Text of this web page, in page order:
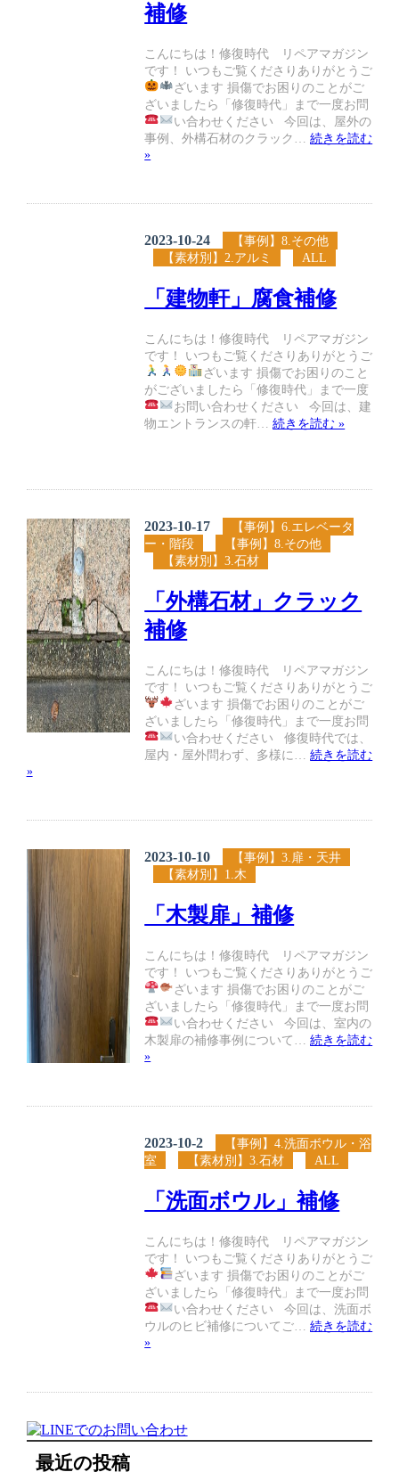
補修
こんにちは！修復時代 リペアマガジン
です！ いつもご覧くださりありがとうご
ざいます 損傷でお困りのことがご
ざいましたら「修復時代」まで一度お問
い合わせください 今回は、屋外の
事例、外構石材のクラック…続きを読む
»
2023-10-24
【事例】8.その他
【素材別】2.アルミ
ALL
「建物軒」腐食補修
こんにちは！修復時代 リペアマガジン
です！ いつもご覧くださりありがとうご
ざいます 損傷でお困りのこと
がございましたら「修復時代」まで一度
お問い合わせください 今回は、建
物エントランスの軒…続きを読む »
2023-10-17
【事例】6.エレベータ
ー・階段
【事例】8.その他
【素材別】3.石材
「外構石材」クラック
補修
こんにちは！修復時代 リペアマガジン
です！ いつもご覧くださりありがとうご
ざいます 損傷でお困りのことがご
ざいましたら「修復時代」まで一度お問
い合わせください 修復時代では、
屋内・屋外問わず、多様に…続きを読む
»
2023-10-10
【事例】3.扉・天井
【素材別】1.木
「木製扉」補修
こんにちは！修復時代 リペアマガジン
です！ いつもご覧くださりありがとうご
ざいます 損傷でお困りのことがご
ざいましたら「修復時代」まで一度お問
い合わせください 今回は、室内の
木製扉の補修事例について…続きを読む
»
2023-10-2
【事例】4.洗面ボウル・浴
室
【素材別】3.石材 ALL
「洗面ボウル」補修
こんにちは！修復時代 リペアマガジン
です！ いつもご覧くださりありがとうご
ざいます 損傷でお困りのことがご
ざいましたら「修復時代」まで一度お問
い合わせください 今回は、洗面ボ
ウルのヒビ補修についてご…続きを読む
»
最近の投稿